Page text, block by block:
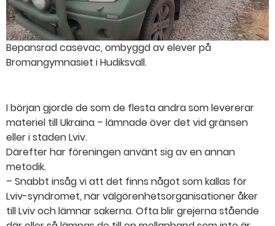
Bepansrad casevac, ombyggd av elever på
Bromangymnasiet i Hudiksvall.
I början gjorde de som de flesta andra som levererar
materiel till Ukraina – lämnade över det vid gränsen
eller i staden Lviv.
Därefter har föreningen använt sig av en annan
metodik.
– Snabbt insåg vi att det finns något som kallas för
Lviv-syndromet, när välgörenhetsorganisationer åker
till Lviv och lämnar sakerna. Ofta blir grejerna stående